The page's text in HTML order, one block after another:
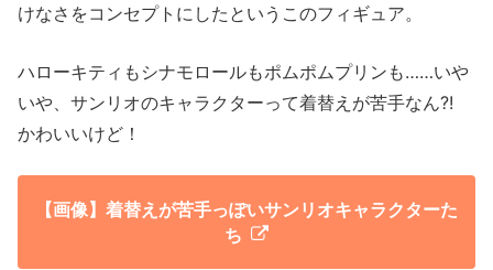
けなさをコンセプトにしたというこのフィギュア。
ハローキティもシナモロールもポムポムプリンも……いや
いや、サンリオのキャラクターって着替えが苦手なん?!
かわいいけど！
【画像】着替えが苦手っぽいサンリオキャラクターた
ち